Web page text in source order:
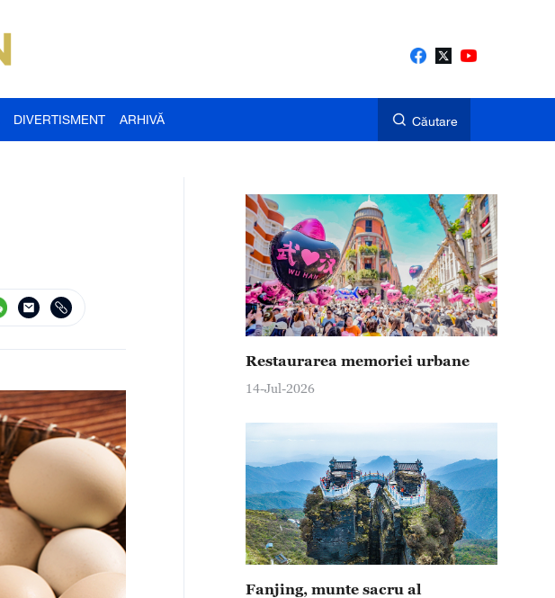
DIVERTISMENT ARHIVĂ Căutare
Restaurarea memoriei urbane
14-Jul-2026
Fanjing, munte sacru al